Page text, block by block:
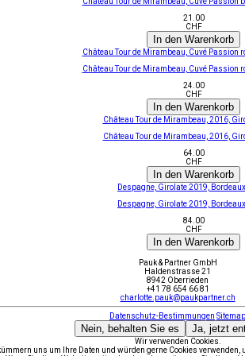
21.00
CHF
In den Warenkorb
Château Tour de Mirambeau, Cuvé Passion
Château Tour de Mirambeau, Cuvé Passion
24.00
CHF
In den Warenkorb
Château Tour de Mirambeau, 2016,
Château Tour de Mirambeau, 2016,
64.00
CHF
In den Warenkorb
Despagne, Girolate 2019,
Despagne, Girolate 2019,
84.00
CHF
In den Warenkorb
Pauk & Partner GmbH
Haldenstrasse 21
8942 Oberrieden
+41 78 654 66 81
charlotte.pauk@paukpartner.ch
Datenschutz-Bestimmungen Sitemap
Nein, behalten Sie es Ja, jetzt
Wir verwenden Cookies.
uns um Ihre Daten und würden gerne Cookies verwenden,